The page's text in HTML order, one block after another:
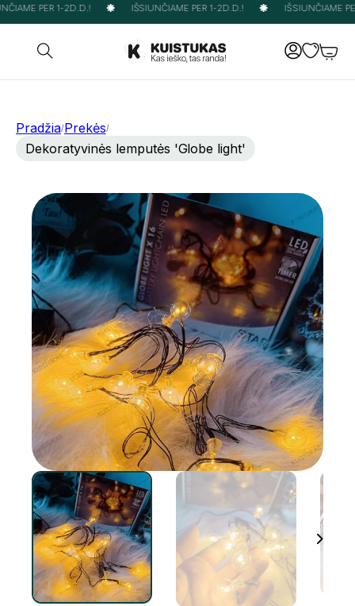
PER 1-2D.D.! IŠSIUNČIAME PER 1-2D.D.! IŠSIUNČIAME
Pradžia/Prekės/
Dekoratyvinės lemputės 'Globe light'